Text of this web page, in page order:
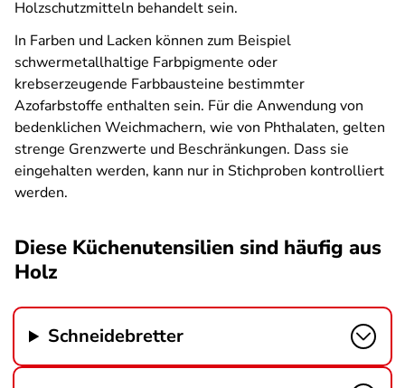
Holzschutzmitteln behandelt sein.
In Farben und Lacken können zum Beispiel
schwermetallhaltige Farbpigmente oder
krebserzeugende Farbbausteine bestimmter
Azofarbstoffe enthalten sein. Für die Anwendung von
bedenklichen Weichmachern, wie von Phthalaten, gelten
strenge Grenzwerte und Beschränkungen. Dass sie
eingehalten werden, kann nur in Stichproben kontrolliert
werden.
Diese Küchenutensilien sind häufig aus
Holz
Schneidebretter